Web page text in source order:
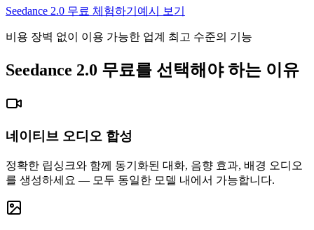
Seedance 2.0 무료 체험하기 예시 보기
비용 장벽 없이 이용 가능한 업계 최고 수준의 기능
Seedance 2.0 무료를 선택해야 하는 이유
네이티브 오디오 합성
정확한 립싱크와 함께 동기화된 대화, 음향 효과, 배경 오디오
를 생성하세요 — 모두 동일한 모델 내에서 가능합니다.